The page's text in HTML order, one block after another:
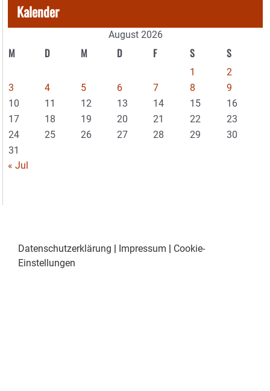
Kalender
August 2026
M D M D F S S
1
2
3
4 5 6 7 8
9
10
11 12 13 14 15
16
17
18 19 20 21 22
23
24
25 26 27 28 29
30
31
« Jul
Datenschutzerklärung Impressum
Cookie-
Einstellungen